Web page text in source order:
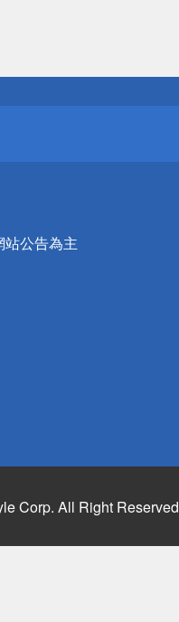
公告為主
Corp. All Right Reserved